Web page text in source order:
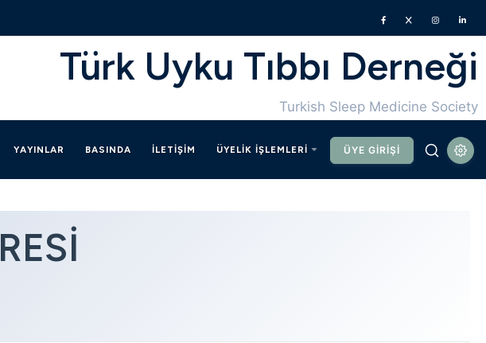
Türk Uyku Tıbbı Derneği
Turkish Sleep Medicine Society
ÜYE GIRIŞI
YAYINLAR BASINDA İLETIŞIM ÜYELIK İŞLEMLERI